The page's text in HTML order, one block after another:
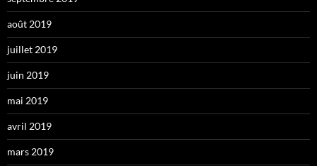
août 2019
juillet 2019
juin 2019
mai 2019
avril 2019
mars 2019